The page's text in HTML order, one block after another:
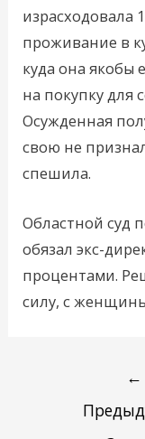
израсходовала
проживание в
куда она якобы
на покупку для
Осужденная
свою не
спешила.
Областной суд
обязал экс-
процентами.
силу, с
←